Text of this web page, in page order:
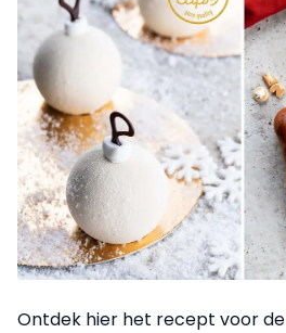
Ontdek hier het recept voor de